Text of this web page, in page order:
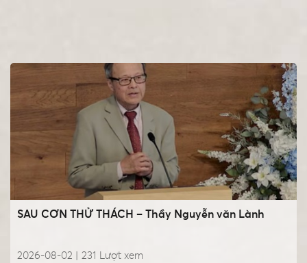
SAU CƠN THỬ THÁCH – Thầy Nguyễn văn Lành
2026-08-02 | Lượt xem
231